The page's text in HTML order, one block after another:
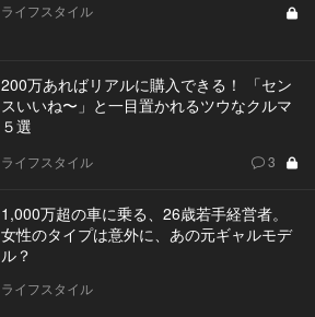
ライフスタイル
200万あればリアルに購入できる！ 「セン
スいいね〜」と一目置かれるツウなクルマ
５選
ライフスタイル 3
1,000万超の車に乗る、26歳若手経営者。
女性のタイプは意外に、あの元ギャルモデ
ル？
ライフスタイル